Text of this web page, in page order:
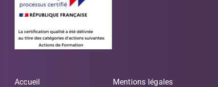
Accueil Mentions légales